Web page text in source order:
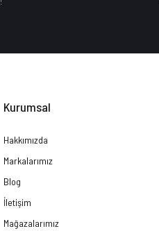
Kurumsal
Hakkımızda
Markalarımız
Blog
İletişim
Mağazalarımız